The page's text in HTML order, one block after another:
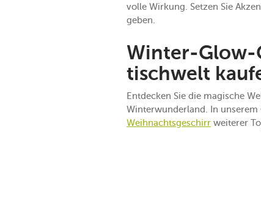
volle Wirkung. Setzen Sie
geben.
Winter-Glow-
tischwelt
Entdecken Sie die magische
Winterwunderland. In
Weihnachtsgeschirr weiterer